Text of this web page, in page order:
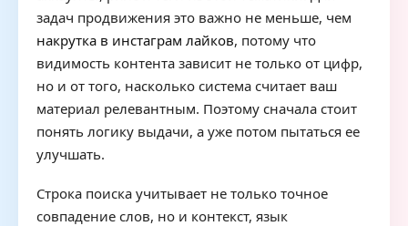
задач продвижения это важно не меньше, чем
накрутка в инстаграм лайков, потому что
видимость контента зависит не только от цифр,
но и от того, насколько система считает ваш
материал релевантным. Поэтому сначала стоит
понять логику выдачи, а уже потом пытаться ее
улучшать.
Строка поиска учитывает не только точное
совпадение слов, но и контекст, язык